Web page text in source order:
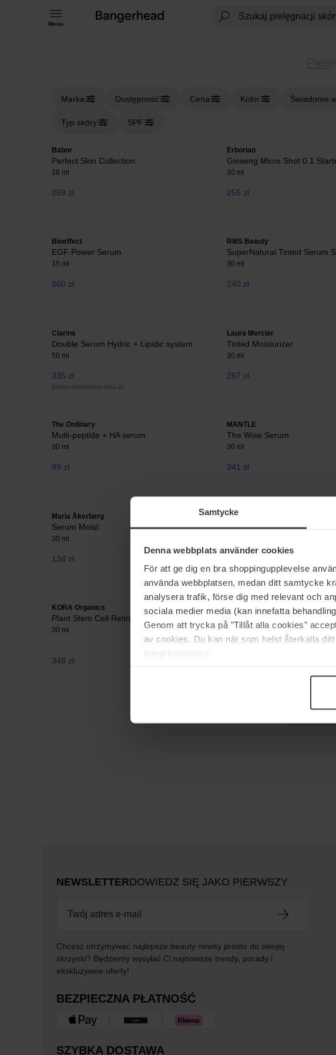
Samtycke
Denna webbplats använder cookies
För att ge dig en bra shoppingupplevelse
använda webbplatsen, medan ditt samtycke
analysera trafik, förse dig med relevant och
sociala medier media (kan innefatta
Genom att trycka på "Tillåt alla cookies"
av cookies. Du kan när som helst återkalla
Integritetspolicy.
Menu
Marka Dostępność Cena Kolor Świadome
Typ skóry SPF
Babor
Perfect Skin Collection
28 ml
269 zł
Erborian
Ginseng Micro Shot 0.1
30 ml
255 zł
Bioeffect
EGF Power Serum
15 ml
860 zł
RMS Beauty
SuperNatural Tinted Serum
30 ml
240 zł
Clarins
Double Serum Hydric + Lipidic system
50 ml
335 zł
Cena regularna 562 zł
Laura Mercier
Tinted Moisturizer
30 ml
267 zł
The Ordinary
Multi-peptide + HA serum
30 ml
99 zł
MANTLE
The Wow Serum
30 ml
341 zł
Maria Åkerberg
Serum Moist
30 ml
134 zł
haruharu wonder
Rose PDRN Firming Serum
KORA Organics
Plant Stem Cell Retinol Alternative Serum
30 ml
348 zł
Clarins
Multi-Active Glow Serum
30 ml
NEWSLETTERDOWIEDZ SIĘ JAKO PIERWSZY
Chcesz otrzymywać najlepsze beauty newsy prosto do swojej
skrzynki? Będziemy wysyłać Ci najnowsze trendy, porady i
ekskluzywne oferty!
BEZPIECZNA PŁATNOŚĆ
SZYBKA DOSTAWA